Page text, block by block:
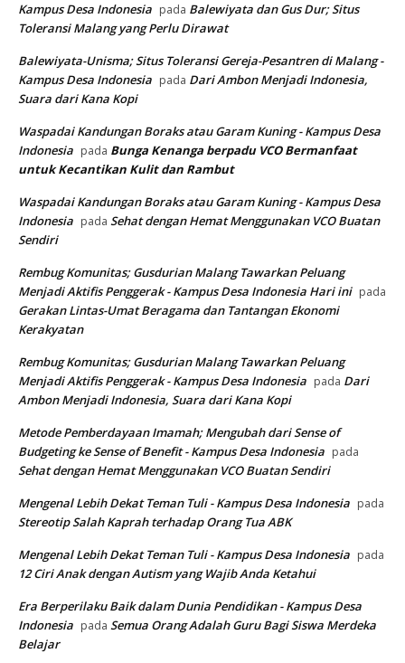
Kampus Desa Indonesia pada Balewiyata dan Gus Dur; Situs
Toleransi Malang yang Perlu Dirawat
Balewiyata-Unisma; Situs Toleransi Gereja-Pesantren di Malang -
Kampus Desa Indonesia pada Dari Ambon Menjadi Indonesia,
Suara dari Kana Kopi
Waspadai Kandungan Boraks atau Garam Kuning - Kampus Desa
Indonesia pada Bunga Kenanga berpadu VCOBermanfaat
untuk Kecantikan Kulit dan Rambut
Waspadai Kandungan Boraks atau Garam Kuning - Kampus Desa
Indonesia pada Sehat dengan Hemat Menggunakan VCO Buatan
Sendiri
Rembug Komunitas; Gusdurian Malang Tawarkan Peluang
Menjadi Aktifis Penggerak - Kampus Desa Indonesia Hari ini pada
Gerakan Lintas-Umat Beragama dan Tantangan Ekonomi
Kerakyatan
Rembug Komunitas; Gusdurian Malang Tawarkan Peluang
Menjadi Aktifis Penggerak - Kampus Desa Indonesia pada Dari
Ambon Menjadi Indonesia, Suara dari Kana Kopi
Metode Pemberdayaan Imamah; Mengubah dari Sense of
Budgeting ke Sense of Benefit - Kampus Desa Indonesia pada
Sehat dengan Hemat Menggunakan VCO Buatan Sendiri
Mengenal Lebih Dekat Teman Tuli - Kampus Desa Indonesia pada
Stereotip Salah Kaprah terhadap Orang Tua ABK
Mengenal Lebih Dekat Teman Tuli - Kampus Desa Indonesia pada
12 Ciri Anak dengan Autism yang Wajib Anda Ketahui
Era Berperilaku Baik dalam Dunia Pendidikan - Kampus Desa
Indonesia pada Semua Orang Adalah Guru Bagi Siswa Merdeka
Belajar